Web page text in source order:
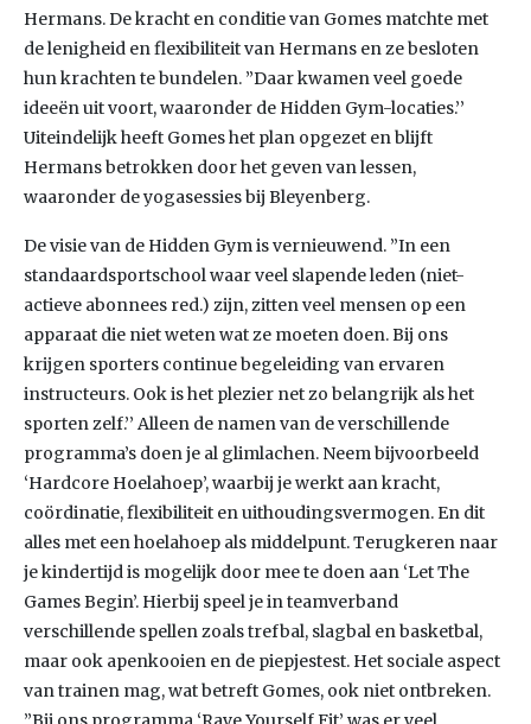
Hermans. De kracht en conditie van Gomes matchte met
de lenigheid en flexibiliteit van Hermans en ze besloten
hun krachten te bundelen. ”Daar kwamen veel goede
ideeën uit voort, waaronder de Hidden Gym-locaties.’’
Uiteindelijk heeft Gomes het plan opgezet en blijft
Hermans betrokken door het geven van lessen,
waaronder de yogasessies bij Bleyenberg.
De visie van de Hidden Gym is vernieuwend. ”In een
standaardsportschool waar veel slapende leden (niet-
actieve abonnees red.) zijn, zitten veel mensen op een
apparaat die niet weten wat ze moeten doen. Bij ons
krijgen sporters continue begeleiding van ervaren
instructeurs. Ook is het plezier net zo belangrijk als het
sporten zelf.’’ Alleen de namen van de verschillende
programma’s doen je al glimlachen. Neem bijvoorbeeld
‘Hardcore Hoelahoep’, waarbij je werkt aan kracht,
coördinatie, flexibiliteit en uithoudingsvermogen. En dit
alles met een hoelahoep als middelpunt. Terugkeren naar
je kindertijd is mogelijk door mee te doen aan ‘Let The
Games Begin’. Hierbij speel je in teamverband
verschillende spellen zoals trefbal, slagbal en basketbal,
maar ook apenkooien en de piepjestest. Het sociale aspect
van trainen mag, wat betreft Gomes, ook niet ontbreken.